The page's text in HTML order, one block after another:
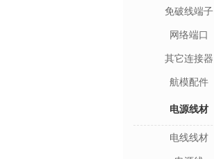
免破线端子
网络端口
其它连接器
航模配件
电源线材
电线线材